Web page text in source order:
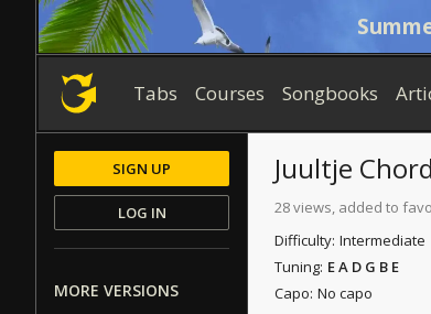
Tabs Courses Songbooks
Juultje
28 views, added to
Difficulty: Intermediate
Tuning: E A D G B E
Capo: No capo
SIGN UP
LOG IN
MORE VERSIONS